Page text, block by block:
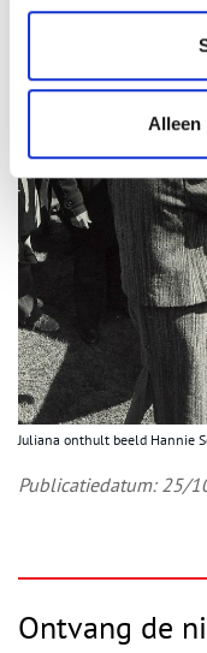
Alleen
Juliana onthult beeld Hannie
Publicatiedatum: 25/
Ontvang de